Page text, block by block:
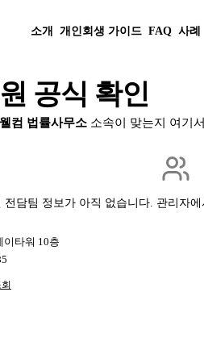
소개 개인회생 가이드 FAQ 사례
공식 확인
웰컴 법률사무소 소속이 맞는지 여기
전담팀 정보가 아직 없습니다. 관리자
이타워 10층